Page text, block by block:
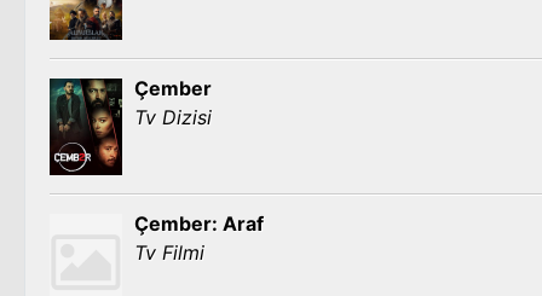
Çember
Tv Dizisi
Çember: Araf
Tv Filmi